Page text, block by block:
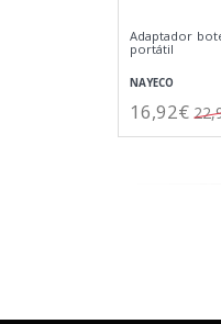
Adaptador
portátil
NAYECO
16,92€